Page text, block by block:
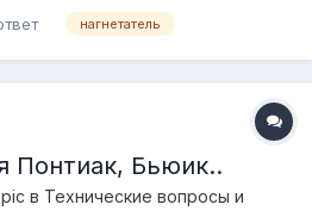
нагнетатель
Понтиак, Бьюик..
в Технические вопросы и